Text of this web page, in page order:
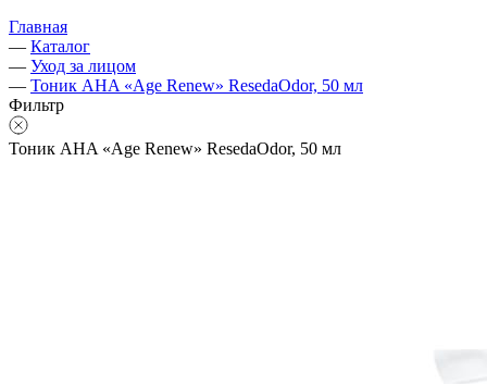
Главная
— Каталог
— Уход за лицом
— Тоник AHA «Age Renew» ResedaOdor, 50 мл
Фильтр
Тоник AHA «Age Renew» ResedaOdor, 50 мл